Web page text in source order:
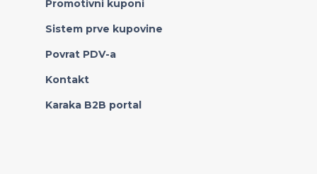
Promotivni kuponi
Sistem prve kupovine
Povrat PDV-a
Kontakt
Karaka B2B portal